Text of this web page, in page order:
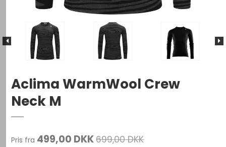
Aclima WarmWool Crew
Neck M
Pris fra 499,00 DKK699,00 DKK